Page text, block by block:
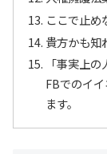
ここで止め
貴方かも知
「事実上
FBでのイ
ます。